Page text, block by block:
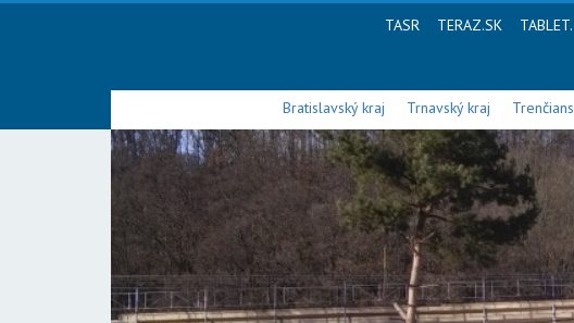
TASR TERAZ.SK
Bratislavský kraj Trnavský kraj